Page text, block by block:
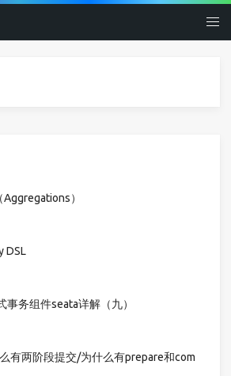
）
DSL
务组件seata详解（九）
有两阶段提交/为什么有prepare和com